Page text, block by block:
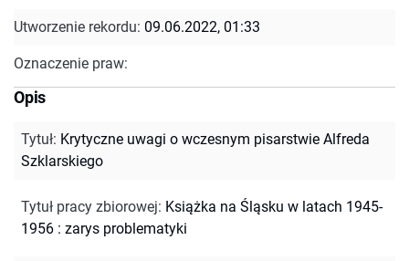
Utworzenie rekordu: 09.06.2022, 01:33
Oznaczenie praw:
Opis
Tytuł: Krytyczne uwagi o wczesnym pisarstwie Alfreda
Szklarskiego
Tytuł pracy zbiorowej: Książka na Śląsku w latach 1945-
1956 : zarys problematyki